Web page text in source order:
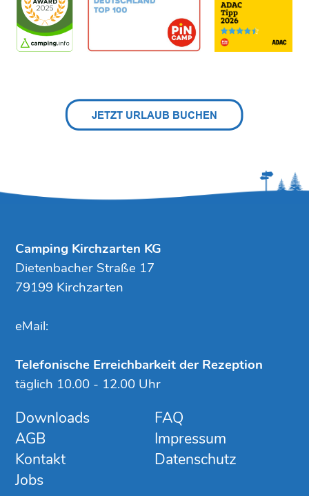
Downloads
AGB
Kontakt
Jobs
FAQ
Impressum
Datenschutz
Camping Kirchzarten KG
Dietenbacher Straße 17
79199 Kirchzarten
eMail:
Telefonische Erreichbarkeit der Rezeption
täglich 10.00 - 12.00 Uhr